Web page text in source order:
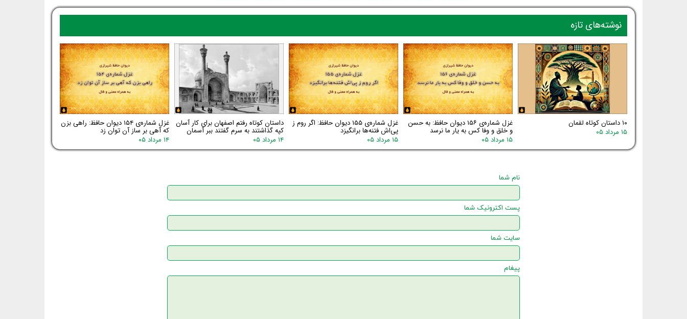
۱۰ داستان کوتاه لقمان
۱۵ مرداد ۰۵
غزل شماره‌ی ۱۵۶ دیوان حافظ: به حسن
و خلق و وفا کس به یار ما نرسد
۱۵ مرداد ۰۵
غزل شماره‌ی ۱۵۵ دیوان حافظ: اگر روم ز
پی‌اش فتنه‌ها برانگیزد
۱۵ مرداد ۰۵
داستان کوتاه رفتم اصفهان برای کار آسان
کپه گذاشتند به سرم گفتند ببر آسمان
۱۴ مرداد ۰۵
غزل شماره‌ی ۱۵۴ دیوان حافظ: راهی بزن
که آهی بر ساز آن توان زد
۱۴ مرداد ۰۵
نوشته‌های تازه
نام شما
پست اکترونیک شما
سایت شما
پیغام